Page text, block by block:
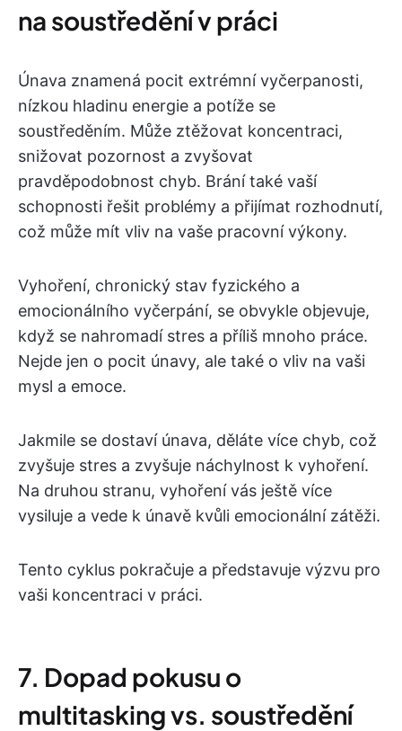
na soustředění v práci
Únava znamená pocit extrémní vyčerpanosti,
nízkou hladinu energie a potíže se
soustředěním. Může ztěžovat koncentraci,
snižovat pozornost a zvyšovat
pravděpodobnost chyb. Brání také vaší
schopnosti řešit problémy a přijímat rozhodnutí,
což může mít vliv na vaše pracovní výkony.
Vyhoření, chronický stav fyzického a
emocionálního vyčerpání, se obvykle objevuje,
když se nahromadí stres a příliš mnoho práce.
Nejde jen o pocit únavy, ale také o vliv na vaši
mysl a emoce.
Jakmile se dostaví únava, děláte více chyb, což
zvyšuje stres a zvyšuje náchylnost k vyhoření.
Na druhou stranu, vyhoření vás ještě více
vysiluje a vede k únavě kvůli emocionální zátěži.
Tento cyklus pokračuje a představuje výzvu pro
vaši koncentraci v práci.
7. Dopad pokusu o
multitasking vs. soustředění